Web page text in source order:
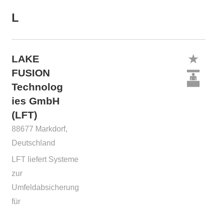
L
LAKE
FUSION
Technolog
ies GmbH
(LFT)
88677 Markdorf,
Deutschland
LFT liefert Systeme
zur
Umfeldabsicherung
für